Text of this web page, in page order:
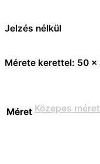
Jelzés nélkül
Mérete kerettel: 50 x
Méret Közepes